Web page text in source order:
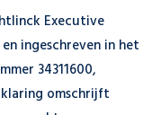
Executive
ingeschreven in het
34311600,
omschrijft